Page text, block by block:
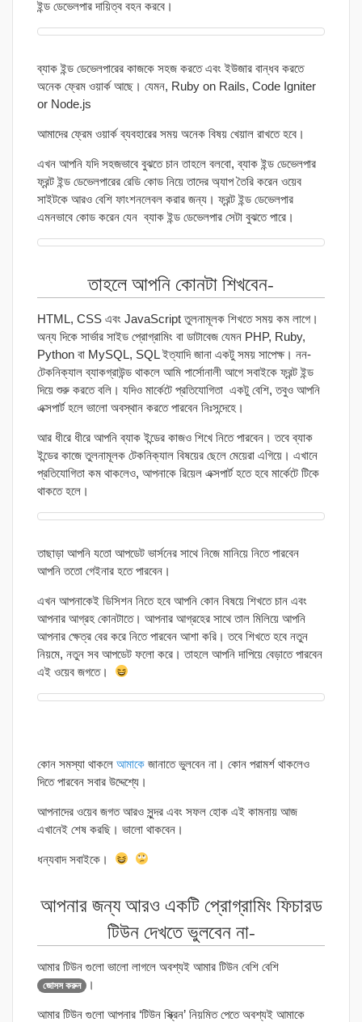
ইন্ড ডেভেলপার দায়িত্ব বহন করবে।
ব্যাক ইন্ড ডেভেলপারের কাজকে সহজ করতে এবং ইউজার বান্ধব করতে
অনেক ফ্রেম ওয়ার্ক আছে। যেমন, Ruby on Rails, Code Igniter
or Node.js
আমাদের ফ্রেম ওয়ার্ক ব্যবহারের সময় অনেক বিষয় খেয়াল রাখতে হবে।
এখন আপনি যদি সহজভাবে বুঝতে চান তাহলে বলবো, ব্যাক ইন্ড ডেভেলপার
ফ্রন্ট ইন্ড ডেভেলপারের রেডি কোড নিয়ে তাদের অ্যাপ তৈরি করেন ওয়েব
সাইটকে আরও বেশি ফাংশনলেবল করার জন্য। ফ্রন্ট ইন্ড ডেভেলপার
এমনভাবে কোড করেন যেন ব্যাক ইন্ড ডেভেলপার সেটা বুঝতে পারে।
তাহলে আপনি কোনটা শিখবেন-
HTML, CSS এবং JavaScript তুলনামূলক শিখতে সময় কম লাগে।
অন্য দিকে সার্ভার সাইড প্রোগ্রামিং বা ডাটাবেজ যেমন PHP, Ruby,
Python বা MySQL, SQL ইত্যাদি জানা একটু সময় সাপেক্ষ। নন-
টেকনিক্যাল ব্যাকগ্রাউন্ড থাকলে আমি পার্সোনালী আগে সবাইকে ফ্রন্ট ইন্ড
দিয়ে শুরু করতে বলি। যদিও মার্কেটে প্রতিযোগিতা একটু বেশি, তবুও আপনি
এক্সপার্ট হলে ভালো অবস্থান করতে পারবেন নিঃসন্দেহে।
আর ধীরে ধীরে আপনি ব্যাক ইন্ডের কাজও শিখে নিতে পারবেন। তবে ব্যাক
ইন্ডের কাজে তুলনামূলক টেকনিক্যাল বিষয়ের ছেলে মেয়েরা এগিয়ে। এখানে
প্রতিযোগিতা কম থাকলেও, আপনাকে রিয়েল এক্সপার্ট হতে হবে মার্কেটে টিকে
থাকতে হলে।
তাছাড়া আপনি যতো আপডেট ভার্সনের সাথে নিজে মানিয়ে নিতে পারবেন
আপনি ততো গেইনার হতে পারবেন।
এখন আপনাকেই ডিসিশন নিতে হবে আপনি কোন বিষয়ে শিখতে চান এবং
আপনার আগ্রহ কোনটাতে। আপনার আগ্রহের সাথে তাল মিলিয়ে আপনি
আপনার ক্ষেত্র বের করে নিতে পারবেন আশা করি। তবে শিখতে হবে নতুন
নিয়মে, নতুন সব আপডেট ফলো করে। তাহলে আপনি দাপিয়ে বেড়াতে পারবেন
এই ওয়েব জগতে।
কোন সমস্যা থাকলে আমাকে জানাতে ভুলবেন না। কোন পরামর্শ থাকলেও
দিতে পারবেন সবার উদ্দেশ্যে।
আপনাদের ওয়েব জগত আরও সুন্দর এবং সফল হোক এই কামনায় আজ
এখানেই শেষ করছি। ভালো থাকবেন।
ধন্যবাদ সবাইকে।
আপনার জন্য আরও একটি প্রোগ্রামিং ফিচারড
টিউন দেখতে ভুলবেন না-
আমার টিউন গুলো ভালো লাগলে অবশ্যই আমার টিউন বেশি বেশি
জোসস করুন ।
আমার টিউন গুলো আপনার ‘টিউন স্ক্রিন’ নিয়মিত পেতে অবশ্যই আমাকে